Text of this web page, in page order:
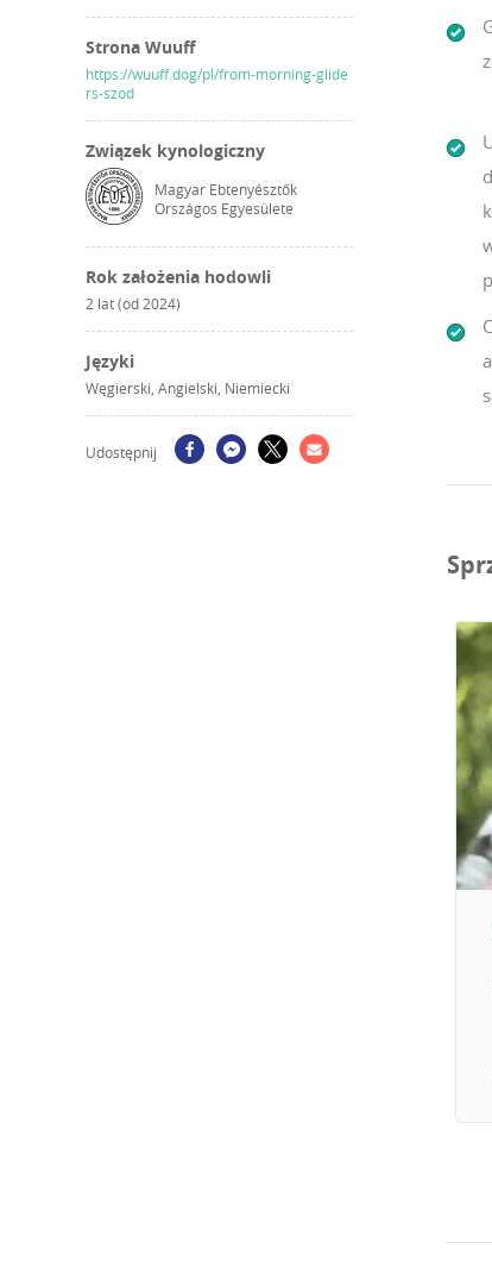
Strona Wuuff
https://wuuff.dog/pl/from-morning-glide
rs-szod
Związek kynologiczny
Magyar Ebtenyésztők
Országos Egyesülete
Rok założenia hodowli
2 lat (od 2024)
Języki
Węgierski, Angielski, Niemiecki
Udostępnij